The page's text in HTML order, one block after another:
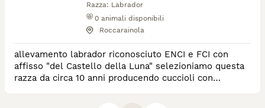
Razza: Labrador
0 animali disponibili
Roccarainola
allevamento labrador riconosciuto ENCI e FCI con
affisso "del Castello della Luna" selezioniamo questa
razza da circa 10 anni producendo cuccioli con